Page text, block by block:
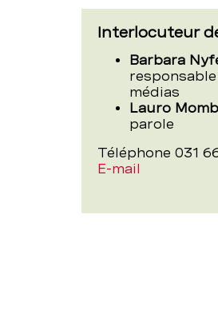
BCBE
Interlocuteur
Barbara
médias
Lauro
parole
Téléphone 031
E-mail